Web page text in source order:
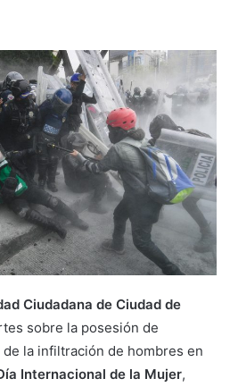
Ciudadana de Ciudad de
sobre la posesión de
la infiltración de hombres en
Internacional de la Mujer,